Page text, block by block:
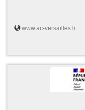
www.ac-versailles.fr